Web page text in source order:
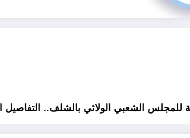
للمجلس الشعبي الولائي بالشلف.. التفاصيل